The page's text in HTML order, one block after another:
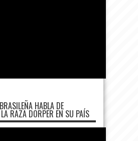
HABLA DE
RAZA DORPER EN SU PAÍS